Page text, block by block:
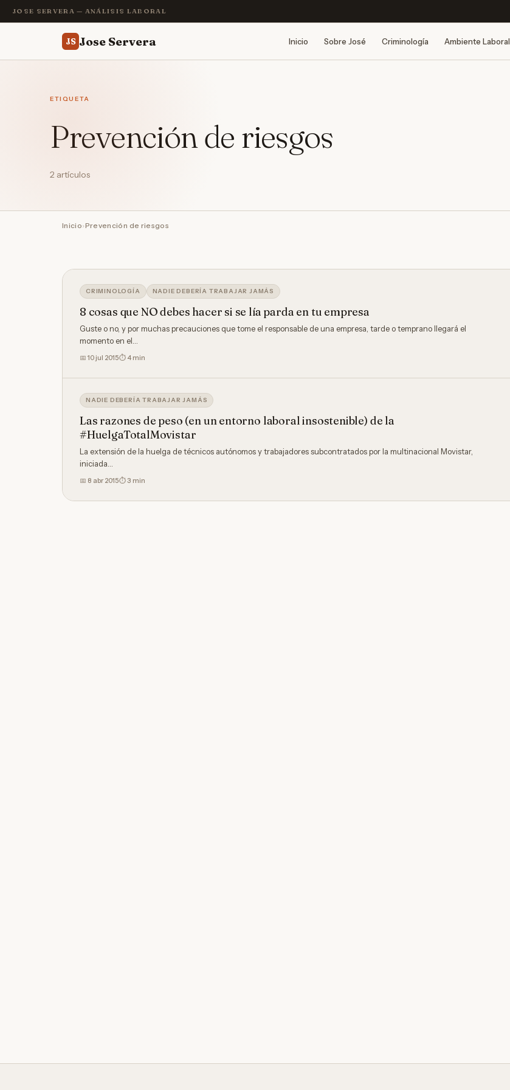
JOSE SERVERA — ANÁLISIS LABORAL
JS Jose Servera Inicio Sobre José Criminología Ambiente Laboral
ETIQUETA
Prevención de riesgos
2 artículos
Inicio›Prevención de riesgos
CRIMINOLOGÍA NADIE DEBERÍA TRABAJAR JAMÁS
8 cosas que NO debes hacer si se lía parda en tu empresa
Guste o no, y por muchas precauciones que tome el responsable de una empresa, tarde o temprano llegará el
momento en el…
📅 10 jul 2015⏱ 4 min
NADIE DEBERÍA TRABAJAR JAMÁS
Las razones de peso (en un entorno laboral insostenible) de la
#HuelgaTotalMovistar
La extensión de la huelga de técnicos autónomos y trabajadores subcontratados por la multinacional Movistar,
iniciada…
📅 8 abr 2015⏱ 3 min